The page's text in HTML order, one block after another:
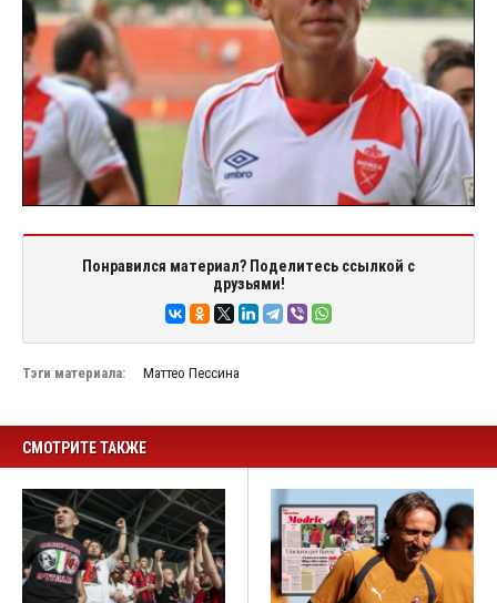
Понравился материал? Поделитесь ссылкой с
друзьями!
Тэги материала: Маттео Пессина
СМОТРИТЕ ТАКЖЕ